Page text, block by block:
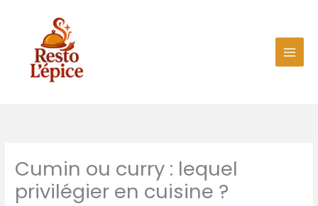
Cumin ou curry : lequel
privilégier en cuisine ?